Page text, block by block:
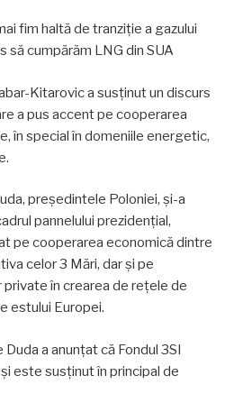
fim haltă de tranziție a gazului
să cumpărăm LNG din SUA
Kitarovic a susținut un discurs
a pus accent pe cooperarea
în special în domeniile energetic,
președintele Poloniei, și-a
pannelului prezidențial,
pe cooperarea economică dintre
celor 3 Mări, dar și pe
în crearea de rețele de
estului Europei.
a anunțat că Fondul 3SI
este susținut în principal de